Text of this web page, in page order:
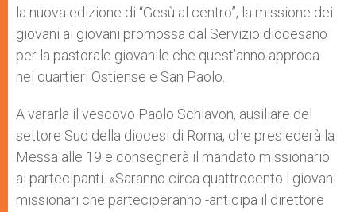
la nuova edizione di “Gesù al centro”, la missione dei
giovani ai giovani promossa dal Servizio diocesano
per la pastorale giovanile che quest’anno approda
nei quartieri Ostiense e San Paolo.
A vararla il vescovo Paolo Schiavon, ausiliare del
settore Sud della diocesi di Roma, che presiederà la
Messa alle 19 e consegnerà il mandato missionario
ai partecipanti. «Saranno circa quattrocento i giovani
missionari che parteciperanno -anticipa il direttore